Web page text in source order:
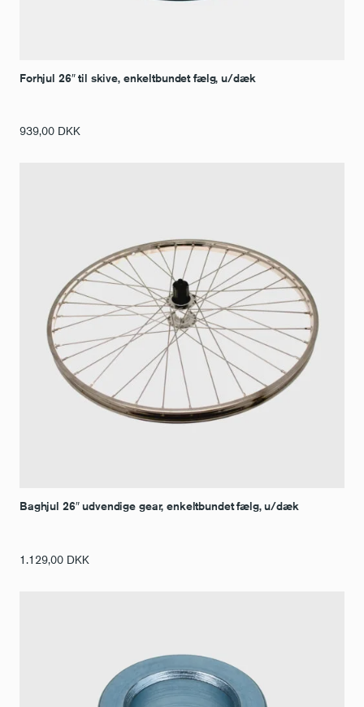
Forhjul 26″ til skive, enkeltbundet fælg, u/dæk
939,00 DKK
Baghjul 26″ udvendige gear, enkeltbundet fælg, u/dæk
1.129,00 DKK